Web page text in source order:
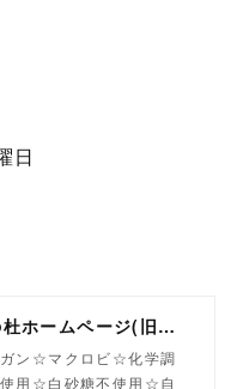
日
【公式】めぐみの杜ホームページ(旧自然食工房）
ン☆マクロビ☆化学調
用☆白砂糖不使用☆自